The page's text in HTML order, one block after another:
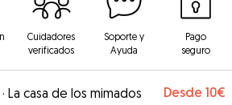
Cuidadores
verificados
Soporte y
Ayuda
Pago
seguro
· La casa de los mimados Desde 10€